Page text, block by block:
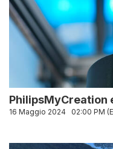
PhilipsMyCreation
16 Maggio 2024 02:00 PM